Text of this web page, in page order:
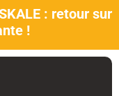
: retour sur
!